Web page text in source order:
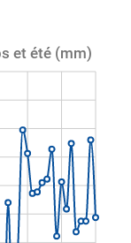
et été (mm)